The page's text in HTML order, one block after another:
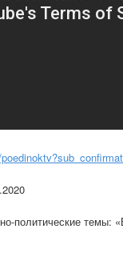
политические темы: